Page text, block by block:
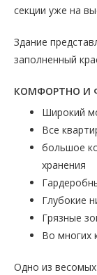
секции уже на
Здание
заполненный
КОМФОРТНО И
Широкий
Все
большое
хранения
Глубокие
Грязные
Во многих
Одно из